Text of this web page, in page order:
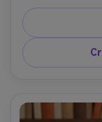
risvolti di carta
di pioggia e
fresca,
pergamena,
obiettivo